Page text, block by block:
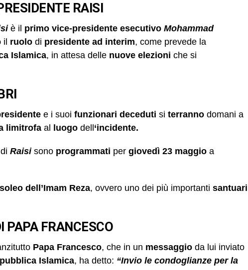
RAISI
è il primo vice-presidente esecutivo Mohammad
il ruolo di presidente ad interim, come prevede la
Islamica, in attesa delle nuove elezioni che si
e i suoi funzionari deceduti si terranno domani a
limitrofa al luogo dell ‘incidente.
Raisi sono programmati per giovedì 23 maggio a
dell’Imam Reza, ovvero uno dei più importanti santuari
PAPA FRANCESCO
Papa Francesco, che in un messaggio da lui inviato
Islamica, ha detto: “Invio le condoglianze per la